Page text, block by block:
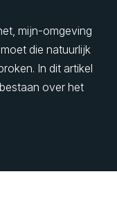
mijn-omgeving
die natuurlijk
In dit artikel
over het